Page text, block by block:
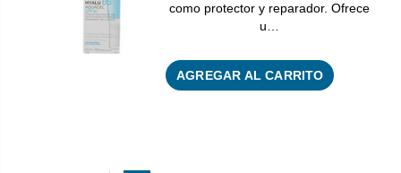
como protector y reparador. Ofrece
u…
AGREGAR AL CARRITO